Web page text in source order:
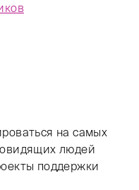
на самых
людей
поддержки